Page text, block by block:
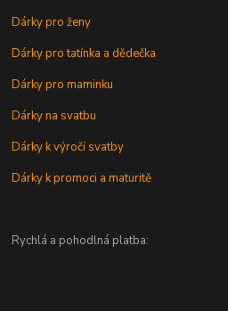
Dárky pro ženy
Dárky pro tatínka a dědečka
Dárky pro maminku
Dárky na svatbu
Dárky k výročí svatby
Dárky k promoci a maturitě
Rychlá a pohodlná platba: